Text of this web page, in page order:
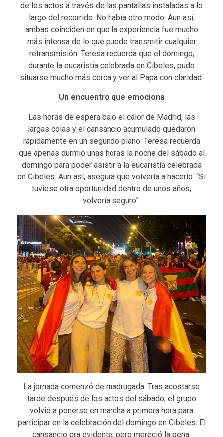
de los actos a través de las pantallas instaladas a lo
largo del recorrido. No había otro modo. Aun así,
ambas coinciden en que la experiencia fue mucho
más intensa de lo que puede transmitir cualquier
retransmisión. Teresa recuerda que el domingo,
durante la eucaristía celebrada en Cibeles, pudo
situarse mucho más cerca y ver al Papa con claridad.
Un encuentro que emociona
Las horas de espera bajo el calor de Madrid, las
largas colas y el cansancio acumulado quedaron
rápidamente en un segundo plano. Teresa recuerda
que apenas durmió unas horas la noche del sábado al
domingo para poder asistir a la eucaristía celebrada
en Cibeles. Aun así, asegura que volvería a hacerlo. “Si
tuviese otra oportunidad dentro de unos años,
volvería seguro”.
La jornada comenzó de madrugada. Tras acostarse
tarde después de los actos del sábado, el grupo
volvió a ponerse en marcha a primera hora para
participar en la celebración del domingo en Cibeles. El
cansancio era evidente, pero mereció la pena.